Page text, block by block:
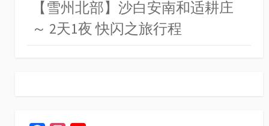
【雪州北部】沙白安南和适耕庄
～ 2天1夜 快闪之旅行程